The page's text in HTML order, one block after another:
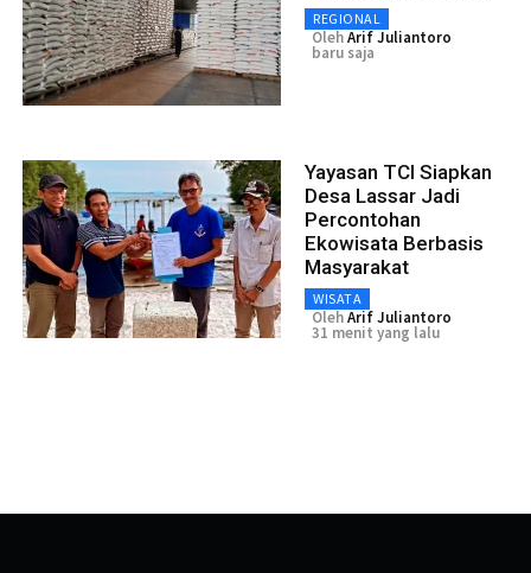
REGIONAL
OlehArif Juliantoro
baru saja
Yayasan TCI Siapkan
Desa Lassar Jadi
Percontohan
Ekowisata Berbasis
Masyarakat
WISATA
OlehArif Juliantoro
31 menit yang lalu